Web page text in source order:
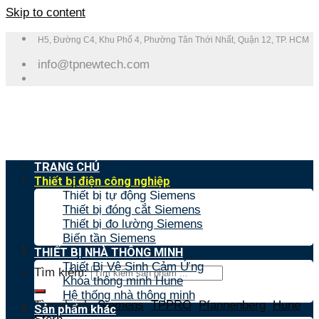
Skip to content
H5, Đường C4, Khu Phố 4, Phường Tân Thới Nhất, Quận 12, TP. HCM
info@tpnewtech.com
Tìm kiếm:
Tìm nhanh:Siemens,TPPRO,Pfannenberg,Hune,
TRANG CHỦ
Thiết bị điện công nghiệp
Thiết bị tự động Siemens
Thiết bị đóng cắt Siemens
Thiết bị đo lường Siemens
Biến tần Siemens
THIẾT BỊ NHÀ THÔNG MINH
Thiết Bị Vệ Sinh Cảm Ứng
Khóa thông minh Hune
Hệ thống nhà thông minh
Sản phẩm khác